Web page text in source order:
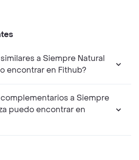
a Siempre Natural
encontrar en Fithub?
a Siempre
puedo encontrar en